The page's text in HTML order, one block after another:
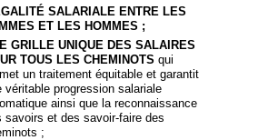
SALARIALE ENTRE LES
ET LES HOMMES ;
GRILLE UNIQUE DES SALAIRES
TOUS LES CHEMINOTS qui
un traitement équitable et garantit
véritable progression salariale
ainsi que la reconnaissance
savoirs et des savoir-faire des
;